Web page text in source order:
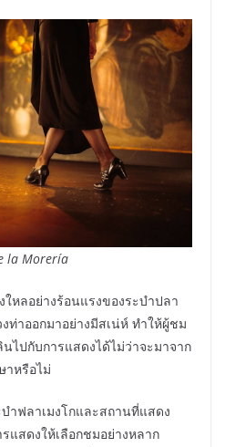
la Morería
หลอย่างร้อนแรงของระบำปลา
ท่าออกมาอย่างมีสเน่ห์ ทำให้ผู้ชม
ไปกับการแสดงได้ไม่ว่าจะมาจาก
าหรือไม่
ำฟลาเมงโกและสถานที่แสดง
แสดงให้เลือกชมอย่างหลาก